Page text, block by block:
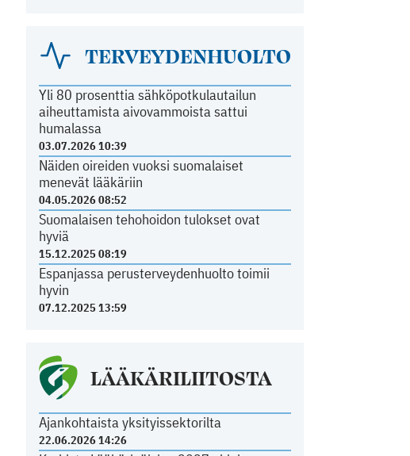
TERVEYDENHUOLTO
Yli 80 prosenttia sähköpotkulautailun
aiheuttamista aivovammoista sattui
humalassa
03.07.2026 10:39
Näiden oireiden vuoksi suomalaiset
menevät lääkäriin
04.05.2026 08:52
Suomalaisen tehohoidon tulokset ovat
hyviä
15.12.2025 08:19
Espanjassa perusterveydenhuolto toimii
hyvin
07.12.2025 13:59
LÄÄKÄRILIITOSTA
Ajankohtaista yksityissektorilta
22.06.2026 14:26